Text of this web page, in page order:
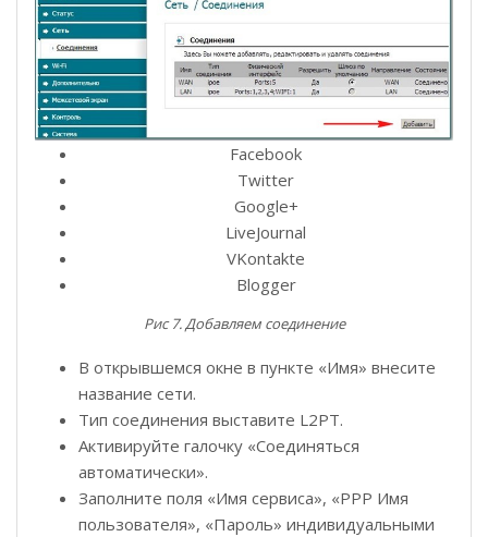
Facebook
Twitter
Google+
LiveJournal
VKontakte
Blogger
Рис 7. Добавляем соединение
В открывшемся окне в пункте «Имя» внесите
название сети.
Тип соединения выставите L2PT.
Активируйте галочку «Соединяться
автоматически».
Заполните поля «Имя сервиса», «PPP Имя
пользователя», «Пароль» индивидуальными